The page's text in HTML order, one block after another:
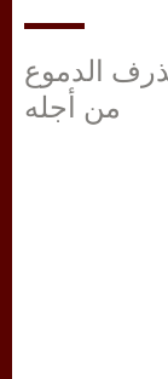
الدموع
من أجله